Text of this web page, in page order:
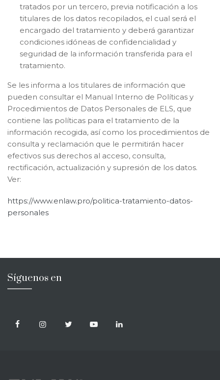
tratados por un tercero, previa notificación a los
titulares de los datos recopilados, el cual será el
encargado del tratamiento y deberá garantizar
condiciones idóneas de confidencialidad y
seguridad de la información transferida para el
tratamiento.
Se les informa a los titulares de información que
pueden consultar el Manual Interno de Políticas y
Procedimientos de Datos Personales de ELS, que
contiene las políticas para el tratamiento de la
información recogida, así como los procedimientos de
consulta y reclamación que le permitirán hacer
efectivos sus derechos al acceso, consulta,
rectificación, actualización y supresión de los datos.
Ver:
https://www.enlaw.pro/politica-tratamiento-datos-
personales
Síguenos en